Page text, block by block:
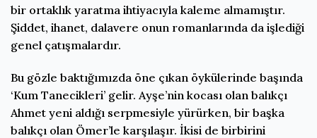
bir ortaklık yaratma ihtiyacıyla kaleme almamıştır.
Şiddet, ihanet, dalavere onun romanlarında da işlediği
genel çatışmalardır.
Bu gözle baktığımızda öne çıkan öykülerinde başında
‘Kum Tanecikleri’ gelir. Ayşe’nin kocası olan balıkçı
Ahmet yeni aldığı serpmesiyle yürürken, bir başka
balıkçı olan Ömer’le karşılaşır. İkisi de birbirini